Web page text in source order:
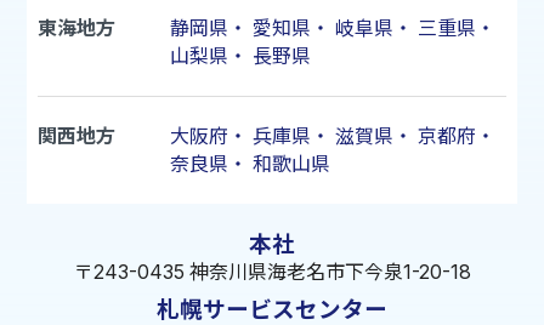
東海地方 静岡県 ・ 愛知県 ・ 岐阜県 ・ 三重県 ・
山梨県 ・ 長野県
関西地方 大阪府 ・ 兵庫県 ・ 滋賀県 ・ 京都府 ・
奈良県 ・ 和歌山県
本社
〒243-0435 神奈川県海老名市下今泉1-20-18
札幌サービスセンター